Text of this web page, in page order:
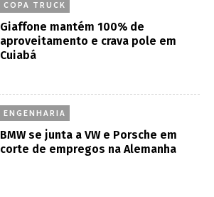
COPA TRUCK
Giaffone mantém 100% de
aproveitamento e crava pole em
Cuiabá
ENGENHARIA
BMW se junta a VW e Porsche em
corte de empregos na Alemanha